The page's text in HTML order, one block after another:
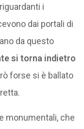
i
dai portali di
da questo
si torna indietro
forse si è ballato
monumentali, che